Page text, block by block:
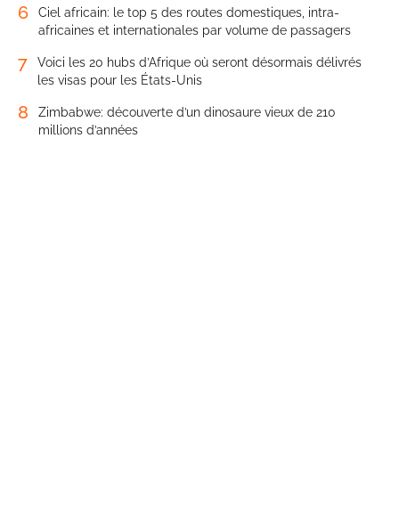
6
Ciel africain: le top 5 des routes domestiques, intra-
africaines et internationales par volume de passagers
7
Voici les 20 hubs d’Afrique où seront désormais délivrés
les visas pour les États-Unis
8
Zimbabwe: découverte d’un dinosaure vieux de 210
millions d’années